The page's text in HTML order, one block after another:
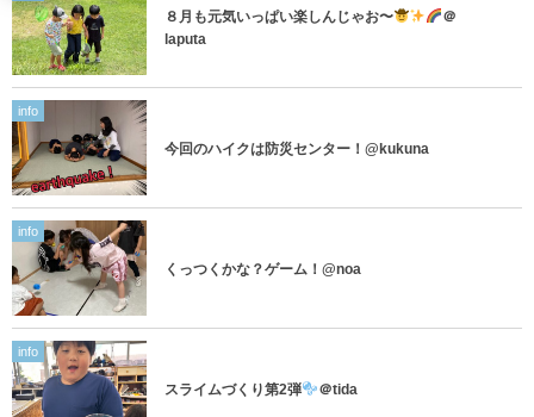
８月も元気いっぱい楽しんじゃお〜
＠
laputa
info
今回のハイクは防災センター！@kukuna
info
くっつくかな？ゲーム！@noa
info
スライムづくり第2弾 ＠tida